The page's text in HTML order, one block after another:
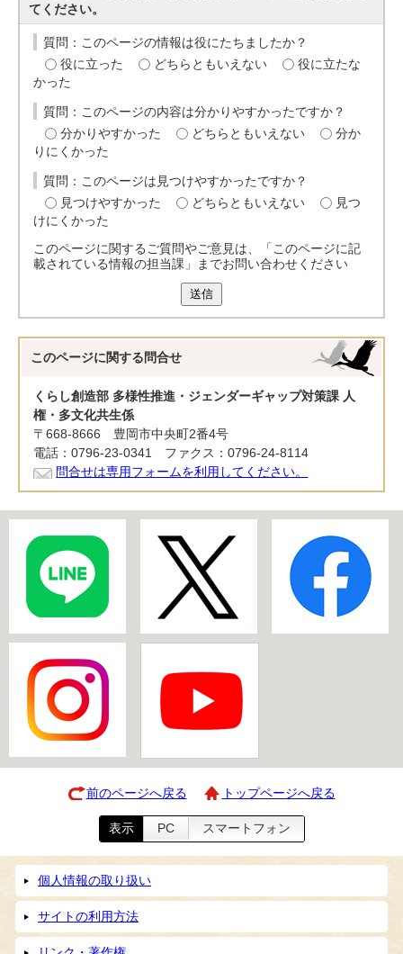
てください。
質問：このページの情報は役にたちましたか？
役に立った
どちらともいえない
役に立たな
かった
質問：このページの内容は分かりやすかったですか？
分かりやすかった
どちらともいえない
分か
りにくかった
質問：このページは見つけやすかったですか？
見つけやすかった
どちらともいえない
見つ
けにくかった
このページに関するご質問やご意見は、「このページに記
載されている情報の担当課」までお問い合わせください
送信
このページに関する 問合せ
くらし創造部 多様性推進・ジェンダーギャップ対策課 人
権・多文化共生係
〒668-8666 豊岡市中央町2番4号
電話：0796-23-0341 ファクス：0796-24-8114
問合せは専用フォームを利用してください。
前のページへ戻る トップページへ戻る
表示 PC スマートフォン
個人情報の取り扱い
サイトの利用方法